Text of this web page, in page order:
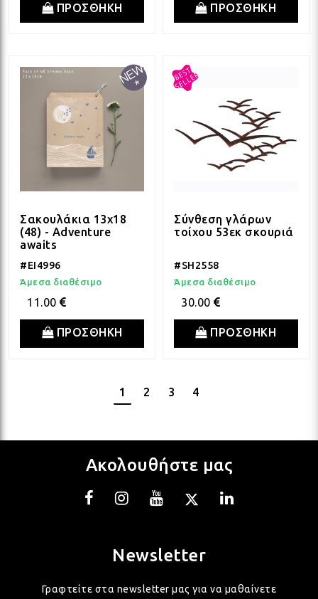
ΠΡΟΣΘΗΚΗ ΠΡΟΣΘΗΚΗ
Σακουλάκια 13x18
(48) - Adventure
awaits
#EI4996
Άμεσα διαθέσιμο
11.00
ΠΡΟΣΘΗΚΗ
Σύνθεση γλάρων
τοίχου 53εκ σκουριά
#SH2558
Άμεσα διαθέσιμο
30.00
ΠΡΟΣΘΗΚΗ
1 2 3 4
Ακολουθήστε μας
Newsletter
Γραφτείτε στα newsletter μας για να μαθαίνετε